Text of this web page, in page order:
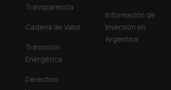
Transparencia
Cadena de Valor
Transición
Energética
Derechos
Información de
Inversión en
Argentina